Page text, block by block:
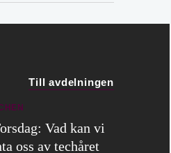
Till avdelningen
Vad kan vi
oss av techåret